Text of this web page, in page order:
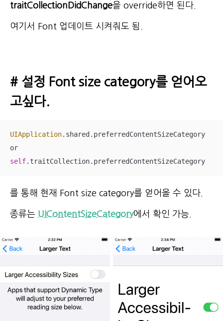
traitCollectionDidChange을 override하면 된다.
여기서 Font 업데이트 시켜줘도 됨.
# 설정 Font size category를 얻어오
고싶다.
UIApplication.shared.preferredContentSizeCategory
self.traitCollection.preferredContentSizeCategory
를 통해 현재 Font size category를 얻어올 수 있다.
종류는 UIContentSizeCategory에서 확인 가능.